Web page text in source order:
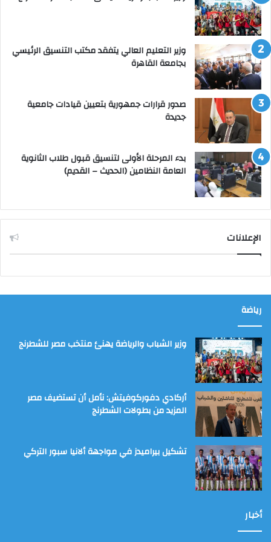
وزير التعليم العالي يتفقد مكتب التنسيق الرئيسي
بجامعة القاهرة
صدور قرارات جمهورية بتعيين قيادات جامعية
جديدة
بدء المرحلة الأولى لتنسيق قبول طلاب الثانوية
العامة النظامين (الحديث – القديم)
الإعلانات
رياضة
وزير الشباب والرياضة يهنئ منتخب مصر للشطرنج
أركادي دفوركوفيتش: نأمل أن تستضيف مصر
المزيد من بطولات الشطرنج
تشكيل بيراميدز في مواجهة ألانيا سبور التركي
أخبار